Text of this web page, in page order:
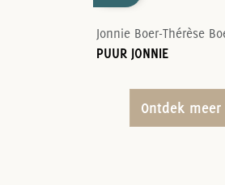
PUUR JONNIE
Ontdek meer